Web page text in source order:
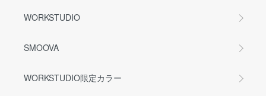
WORKSTUDIO
SMOOVA
WORKSTUDIO限定カラー